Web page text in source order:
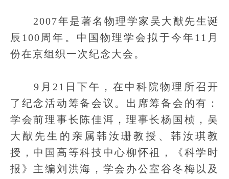
2007年是著名物理学家吴大猷先生诞
辰100周年。中国物理学会拟于今年11月
份在京组织一次纪念大会。
9月21日下午，在中科院物理所召开
了纪念活动筹备会议。出席筹备会的有：
学会前理事长陈佳洱，理事长杨国桢，吴
大猷先生的亲属韩汝珊教授、韩汝琪教
授，中国高等科技中心柳怀祖，《科学时
报》主编刘洪海，学会办公室谷冬梅以及